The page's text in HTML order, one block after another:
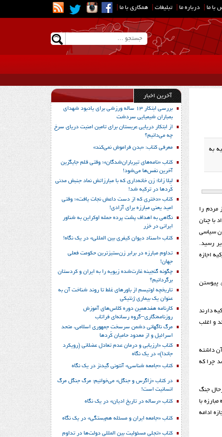
با ما درباره ما تبلیغات همکاری با ما
به
قدرت خود بود. این حاکم مطلق العنان 70 هزار نفر از مردم را
با چنان
سیاسی
رسید.
اجازه
پیوستن
دارند
و اغلب
داشته
چرا که
که درحال جنگ
با
ادامه
آخرین اخبار
بررسی ابتکار 13 ساله ورزشی برای یادبود شهدای
بمباران شیمیایی سردشت
از ابتکار دریایی عربستان برای تامین امنیت دریای سرخ
چه می‌دانیم؟
معرفی کتاب: «بدن فراموش نمی‌کند»
کتاب «نامه‌های تیرباران‌شدگان»؛ وقتی قلم جایگزین
آخرین نفس‌ها می‌شود!
لیلا زانا؛ زن خانه‌داری که با مبارزاتش نماد جنبش مدنی
کُردها در ترکیه شد!
کتاب «دختری که از دست داعش نجات یافت»؛ وقتی
امید یعنی مبارزه برای آزادی!
نگاهی به اهداف پشت پرده حمله اوکراین به شناور
ایرانی در خزر
کتاب «اسناد دیوان کیفری بین المللی» در یک نگاه!
تداوم مبارزه در برابر زن‌ستیزترین حکومت فعلی
جهان!
چگونه گنجینه غارت‌شده زیویه را به ایران و کردستان
برگردانیم؟
تاریخچه اوتیسم از باورهای غلط تا روند شناخت آن به
عنوان یک بیماری ژنتیکی
کارنامه هفدهمین دوره کلاس‌های آموزش
روزنامه‌نگاری–گروه رسانه‌ای فراتاب
مرگ ناگهانی دشمن سرسخت جمهوری اسلامی، متحد
اسرائیل و از معدود حامیان کُردها
کتاب «ارزیابی و درمان عدم تعادل عضلانی (رویکرد
جاندا)» در یک نگاه
کتاب «جامعه شناسی» آنتونی گیدنز در یک نگاه
در کتاب «زاگرس و جنگل» می‌خوانیم: مرگ جنگل مرگ
انسانیت است!
کتاب «رساله در تاریخ ادیان» در یک نگاه
کتاب «جامعه ایران و مسئله هم‌بستگی» در یک نگاه
کتاب «تجلی مسئولیت بین المللی دولت‌ها در تداوم